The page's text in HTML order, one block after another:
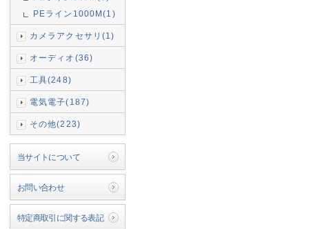
PEライン1000M(1)
カメラアクセサリ(1)
オーディオ(36)
工具(248)
電気電子(187)
その他(223)
当サイトについて
お問い合わせ
特定商取引に関する表記